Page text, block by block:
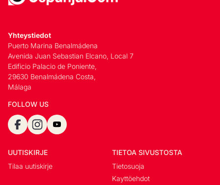
Yhteystiedot
Puerto Marina Benalmádena
Avenida Juan Sebastian Elcano, Local 7
Edificio Palacio de Poniente,
29630 Benalmádena Costa,
Málaga
FOLLOW US
UUTISKIRJE
Tilaa uutiskirje
TIETOA SIVUSTOSTA
Tietosuoja
Kayttöehdot